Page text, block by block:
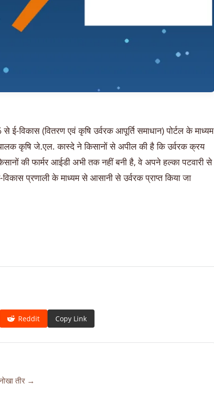
विकास (वितरण एवं कृषि उर्वरक आपूर्ति समाधान) पोर्टल के माध्यम
कृषि जे.एल. कास्दे ने किसानों से अपील की है कि उर्वरक क्रय
की फार्मर आईडी अभी तक नहीं बनी है, वे अपने हल्का पटवारी से
प्रणाली के माध्यम से आसानी से उर्वरक प्राप्त किया जा
Reddit Copy Link
तीर →